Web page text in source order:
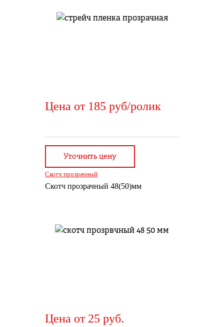
Цена от 185 руб/ролик
Уточнить цену
Скотч прозрачный
Скотч прозрачный 48(50)мм
Цена от 25 руб.